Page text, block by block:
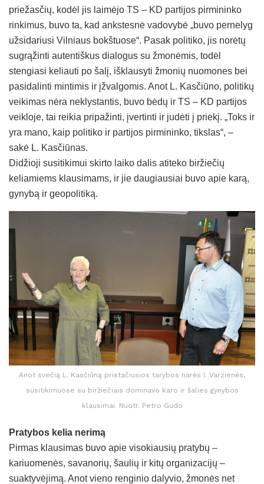
priežasčių, kodėl jis laimėjo TS – KD partijos pirmininko
rinkimus, buvo ta, kad ankstesnė vadovybė „buvo pernelyg
užsidariusi Vilniaus bokštuose“. Pasak politiko, jis norėtų
sugrąžinti autentiškus dialogus su žmonėmis, todėl
stengiasi keliauti po šalį, išklausyti žmonių nuomones bei
pasidalinti mintimis ir įžvalgomis. Anot L. Kasčiūno, politikų
veikimas nėra neklystantis, buvo bėdų ir TS – KD partijos
veikloje, tai reikia pripažinti, įvertinti ir judėti į priekį. „Toks ir
yra mano, kaip politiko ir partijos pirmininko, tikslas“, –
sakė L. Kasčiūnas.
Didžioji susitikimui skirto laiko dalis atiteko biržiečių
keliamiems klausimams, ir jie daugiausiai buvo apie karą,
gynybą ir geopolitiką.
Anot svečią L. Kasčiūną pristačiusios tarybos narės I. Varzienės,
susitikimuose su biržiečiais dominavo karo ir šalies gynybos
klausimai. Nuotr. Petro Gudo
Pratybos kelia nerimą
Pirmas klausimas buvo apie visokiausių pratybų –
kariuomenės, savanorių, šaulių ir kitų organizacijų –
suaktyvėjimą. Anot vieno renginio dalyvio, žmonės net